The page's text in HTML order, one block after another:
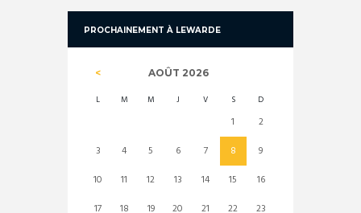
PROCHAINEMENT À LEWARDE
AOÛT 2026
L M M J V S D
1
2
3
4 5 6 7 8
9
10
11 12 13 14 15
16
17
18 19 20 21 22 23